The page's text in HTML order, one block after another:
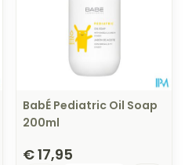
BabÉ Pediatric Oil Soap
200ml
€ 17,95